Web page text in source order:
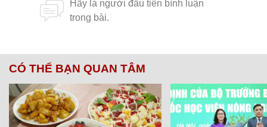
CÓ THỂ BẠN QUAN TÂM